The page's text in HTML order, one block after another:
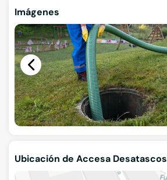
Imágenes
Ubicación de Accesa Desatascos